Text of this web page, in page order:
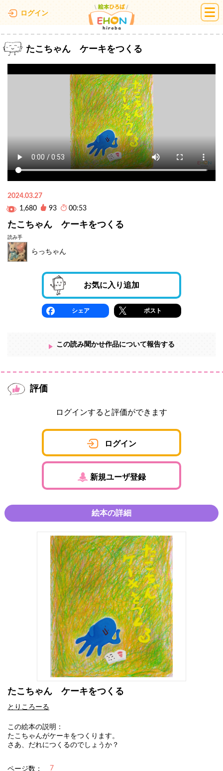
ログイン 絵本ひろば
たこちゃん ケーキをつくる
2024.03.27
1,680
93 00:53
たこちゃん ケーキをつくる
読み手
らっちゃん
お気に入り追加
シェア ポスト
この読み聞かせ作品について報告する
評価
ログインすると評価ができます
ログイン
新規ユーザ登録
絵本の詳細
たこちゃん ケーキをつくる
とりころーる
この絵本の説明：
たこちゃんがケーキをつくります。
さあ、だれにつくるのでしょうか？
ページ数： 7